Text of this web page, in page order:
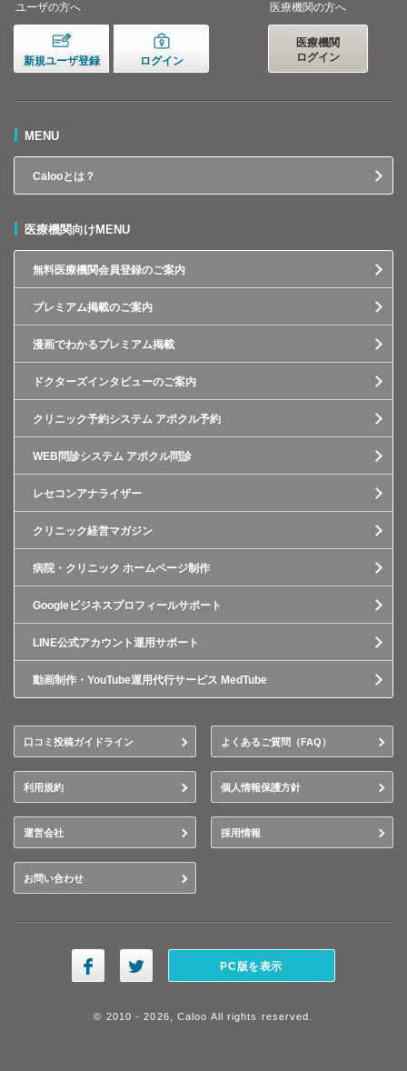
ユーザの方へ
新規ユーザ登録 ログイン
医療機関の方へ
医療機関
ログイン
MENU
Calooとは？
医療機関向けMENU
無料医療機関会員登録のご案内
プレミアム掲載のご案内
漫画でわかるプレミアム掲載
ドクターズインタビューのご案内
クリニック予約システム アポクル予約
WEB問診システム アポクル問診
レセコンアナライザー
クリニック経営マガジン
病院・クリニック ホームページ制作
Googleビジネスプロフィールサポート
LINE公式アカウント運用サポート
動画制作・YouTube運用代行サービス MedTube
口コミ投稿ガイドライン よくあるご質問（FAQ）
利用規約 個人情報保護方針
運営会社 採用情報
お問い合わせ
PC版を表示
© 2010 - 2026, Caloo All rights reserved.